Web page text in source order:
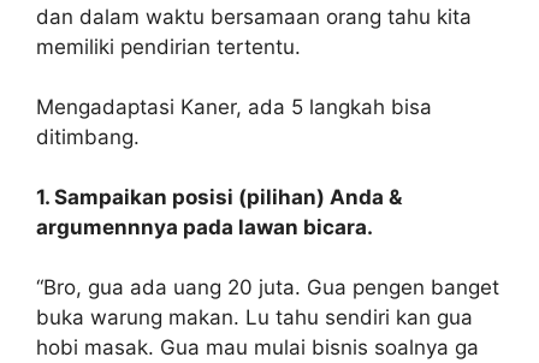
dan dalam waktu bersamaan orang tahu kita
memiliki pendirian tertentu.
Mengadaptasi Kaner, ada 5 langkah bisa
ditimbang.
1. Sampaikan posisi (pilihan) Anda &
argumennnya pada lawan bicara.
“Bro, gua ada uang 20 juta. Gua pengen banget
buka warung makan. Lu tahu sendiri kan gua
hobi masak. Gua mau mulai bisnis soalnya ga